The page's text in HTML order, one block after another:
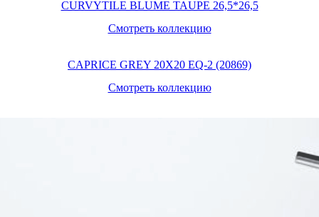
CURVYTILE BLUME TAUPE 26,5*26,5
Смотреть коллекцию
CAPRICE GREY 20X20 EQ-2 (20869)
Смотреть коллекцию